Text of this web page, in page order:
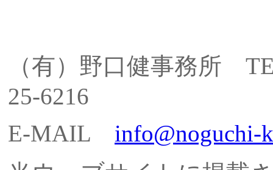
（有）野口健事務所
25-6216
E-MAIL info@noguchi-